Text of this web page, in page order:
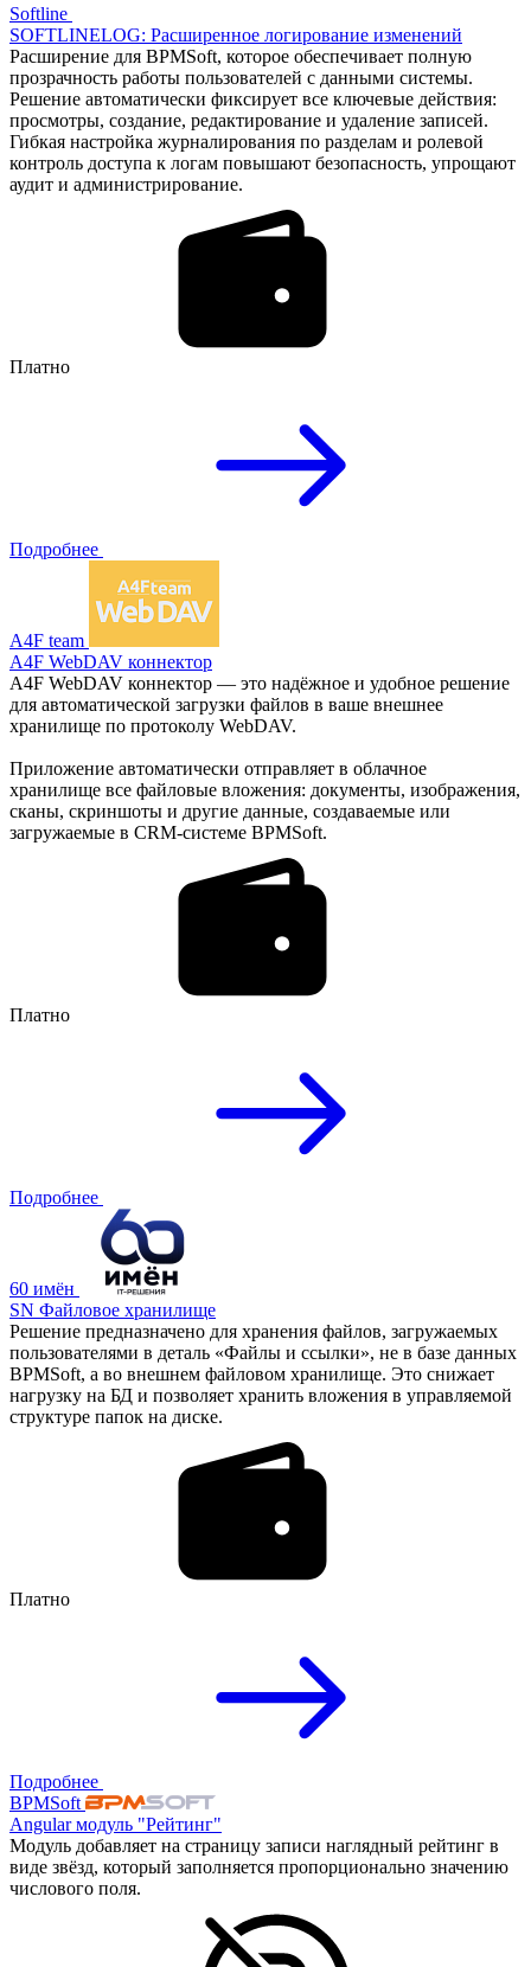
Softline
SOFTLINELOG: Расширенное логирование изменений
Расширение для BPMSoft, которое обеспечивает полную
прозрачность работы пользователей с данными системы.
Решение автоматически фиксирует все ключевые действия:
просмотры, создание, редактирование и удаление записей.
Гибкая настройка журналирования по разделам и ролевой
контроль доступа к логам повышают безопасность, упрощают
аудит и администрирование.
Платно
Подробнее
A4F team
A4F WebDAV коннектор
A4F WebDAV коннектор — это надёжное и удобное решение
для автоматической загрузки файлов в ваше внешнее
хранилище по протоколу WebDAV.
Приложение автоматически отправляет в облачное
хранилище все файловые вложения: документы, изображения,
сканы, скриншоты и другие данные, создаваемые или
загружаемые в CRM-системе BPMSoft.
Платно
Подробнее
60 имён
SN Файловое хранилище
Решение предназначено для хранения файлов, загружаемых
пользователями в деталь «Файлы и ссылки», не в базе данных
BPMSoft, а во внешнем файловом хранилище. Это снижает
нагрузку на БД и позволяет хранить вложения в управляемой
структуре папок на диске.
Платно
Подробнее
BPMSoft
Angular модуль "Рейтинг"
Модуль добавляет на страницу записи наглядный рейтинг в
виде звёзд, который заполняется пропорционально значению
числового поля.